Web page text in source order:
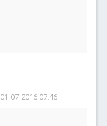
01-07-2016 07:46